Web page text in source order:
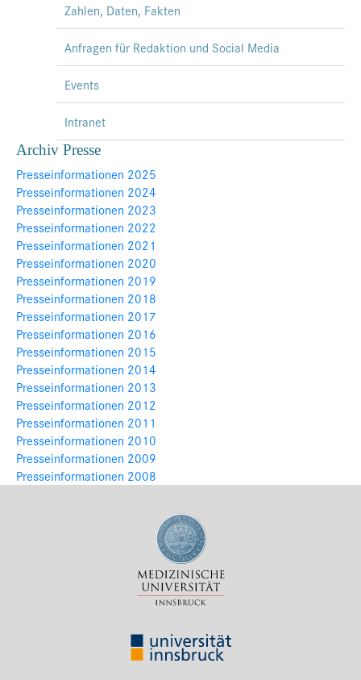
Zahlen, Daten, Fakten
Anfragen für Redaktion und Social Media
Events
Intranet
Archiv Presse
Presseinformationen 2025
Presseinformationen 2024
Presseinformationen 2023
Presseinformationen 2022
Presseinformationen 2021
Presseinformationen 2020
Presseinformationen 2019
Presseinformationen 2018
Presseinformationen 2017
Presseinformationen 2016
Presseinformationen 2015
Presseinformationen 2014
Presseinformationen 2013
Presseinformationen 2012
Presseinformationen 2011
Presseinformationen 2010
Presseinformationen 2009
Presseinformationen 2008